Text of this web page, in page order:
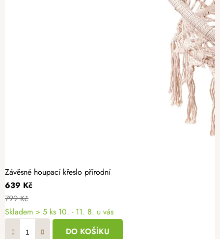
Závěsné houpací křeslo přírodní
639 Kč
799 Kč
Skladem > 5 ks 10. - 11. 8. u vás
DO KOŠÍKU